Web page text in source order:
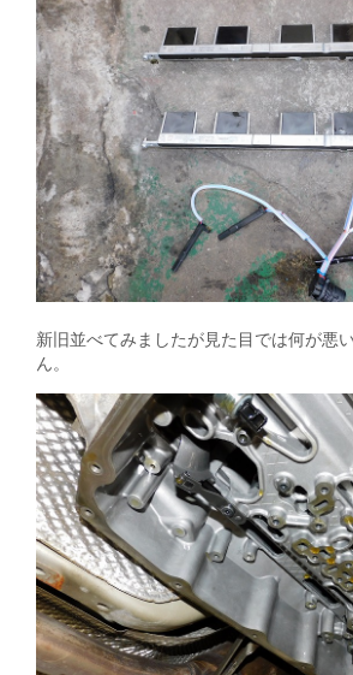
新旧並べてみましたが見た目では何が悪
ん。